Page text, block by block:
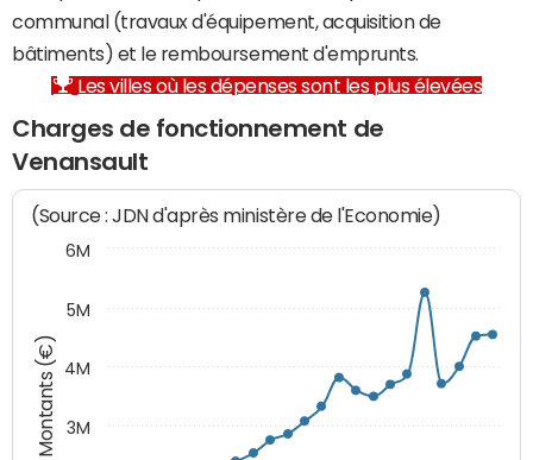
communal (travaux d'équipement, acquisition de
bâtiments) et le remboursement d'emprunts.
Les villes où les dépenses sont les plus élevées
Charges de fonctionnement de
Venansault
Montants (€)
(Source : JDN d'après ministère de l'Economie)
3M
4M
5M
6M